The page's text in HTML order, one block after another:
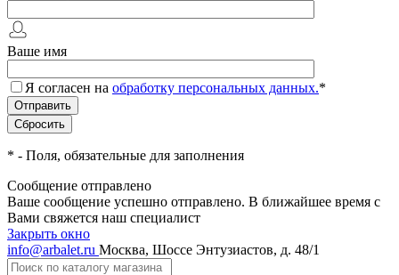
Ваше имя
Я согласен на обработку персональных данных.*
* - Поля, обязательные для заполнения
Сообщение отправлено
Ваше сообщение успешно отправлено. В ближайшее время с
Вами свяжется наш специалист
Закрыть окно
info@arbalet.ru Москва, Шоссе Энтузиастов, д. 48/1